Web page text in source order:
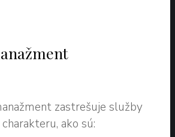
zastrešuje služby
ako sú: